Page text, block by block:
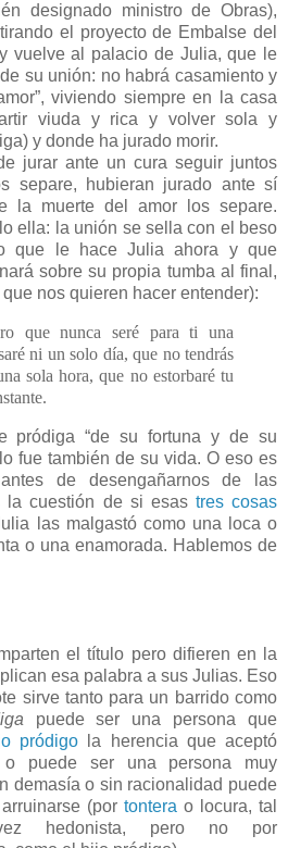
designado ministro de Obras),
el proyecto de Embalse del
vuelve al palacio de Julia, que le
su unión: no habrá casamiento y
viviendo siempre en la casa
viuda y rica y volver sola y
y donde ha jurado morir.
jurar ante un cura seguir juntos
separe, hubieran jurado ante sí
la muerte del amor los separe.
ella: la unión se sella con el beso
que le hace Julia ahora y que
sobre su propia tumba al final,
nos quieren hacer entender):
que nunca seré para ti una
ni un solo día, que no tendrás
sola hora, que no estorbaré tu
“de su fortuna y de su
fue también de su vida. O eso es
de desengañarnos de las
la cuestión de si esas tres cosas
las malgastó como una loca o
o una enamorada. Hablemos de
el título pero difieren en la
esa palabra a sus Julias. Eso
sirve tanto para un barrido como
puede ser una persona que
pródigo la herencia que aceptó
o puede ser una persona muy
demasía o sin racionalidad puede
(por tontera o locura, tal
hedonista, pero no por